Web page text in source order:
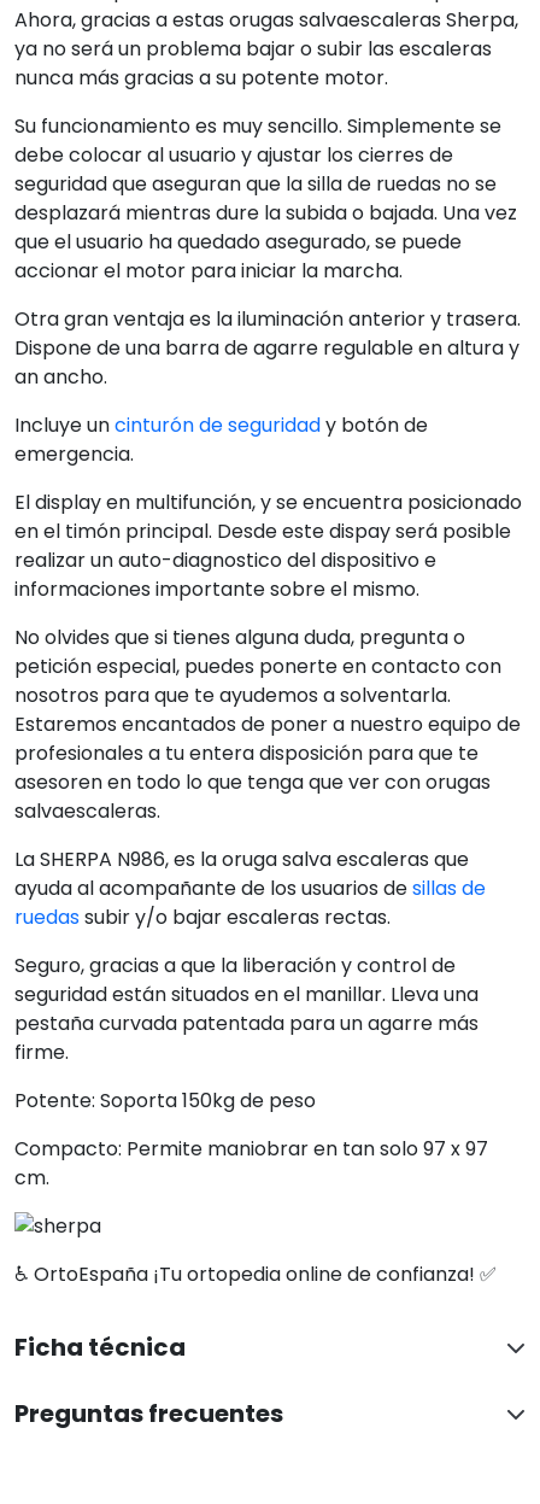
Ahora, gracias a estas orugas salvaescaleras Sherpa,
ya no será un problema bajar o subir las escaleras
nunca más gracias a su potente motor.
Su funcionamiento es muy sencillo. Simplemente se
debe colocar al usuario y ajustar los cierres de
seguridad que aseguran que la silla de ruedas no se
desplazará mientras dure la subida o bajada. Una vez
que el usuario ha quedado asegurado, se puede
accionar el motor para iniciar la marcha.
Otra gran ventaja es la iluminación anterior y trasera.
Dispone de una barra de agarre regulable en altura y
an ancho.
Incluye uncinturón de seguridady botón de
emergencia.
El display en multifunción, y se encuentra posicionado
en el timón principal. Desde este dispay será posible
realizar un auto-diagnostico del dispositivo e
informaciones importante sobre el mismo.
No olvides que si tienes alguna duda, pregunta o
petición especial, puedes ponerte en contacto con
nosotros para que te ayudemos a solventarla.
Estaremos encantados de poner a nuestro equipo de
profesionales a tu entera disposición para que te
asesoren en todo lo que tenga que ver con orugas
salvaescaleras.
La SHERPA N986, es la oruga salva escaleras que
ayuda al acompañante de los usuarios desillas de
ruedassubir y/o bajar escaleras rectas.
Seguro, gracias a que la liberación y control de
seguridad están situados en el manillar. Lleva una
pestaña curvada patentada para un agarre más
firme.
Potente: Soporta 150kg de peso
Compacto: Permite maniobrar en tan solo 97 x 97
cm.
♿ OrtoEspaña ¡Tu ortopedia online de confianza! ✅
Ficha técnica
Preguntas frecuentes